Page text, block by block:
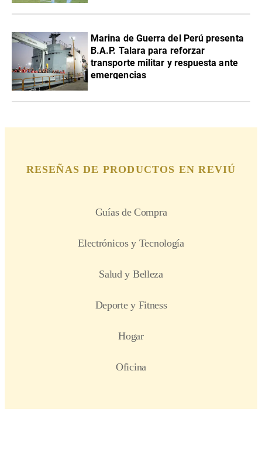
Marina de Guerra del Perú presenta
B.A.P. Talara para reforzar
transporte militar y respuesta ante
emergencias